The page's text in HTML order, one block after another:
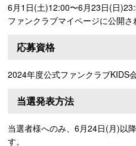
6月1日(土)12:00〜6月23日(日
ファンクラブマイページに公開
応募資格
2024年度公式ファンクラブKIDS
当選発表方法
当選者様へのみ、6月24日(月)以
す。